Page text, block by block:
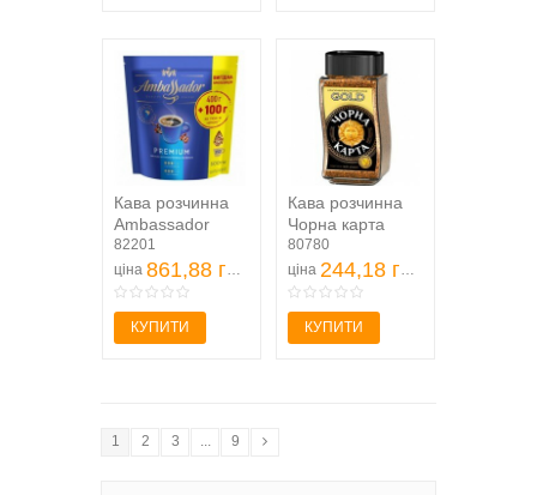
Кава розчинна
Ambassador
Premium, пакет
500г
82201
ціна 861,88 грн
КУПИТИ
Кава розчинна
Чорна карта
Gold, 95г, скляна
банка
80780
ціна 244,18 грн
КУПИТИ
1 2 3 ... 9